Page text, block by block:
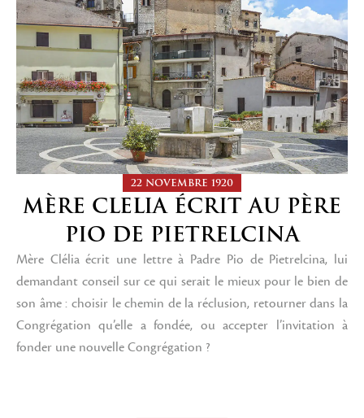
22 NOVEMBRE 1920
MÈRE CLELIA ÉCRIT AU PÈRE
PIO DE PIETRELCINA
Mère Clélia écrit une lettre à Padre Pio de Pietrelcina, lui
demandant conseil sur ce qui serait le mieux pour le bien de
son âme : choisir le chemin de la réclusion, retourner dans la
Congrégation qu’elle a fondée, ou accepter l’invitation à
fonder une nouvelle Congrégation ?